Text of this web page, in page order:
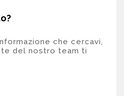
che cercavi,
del nostro team ti